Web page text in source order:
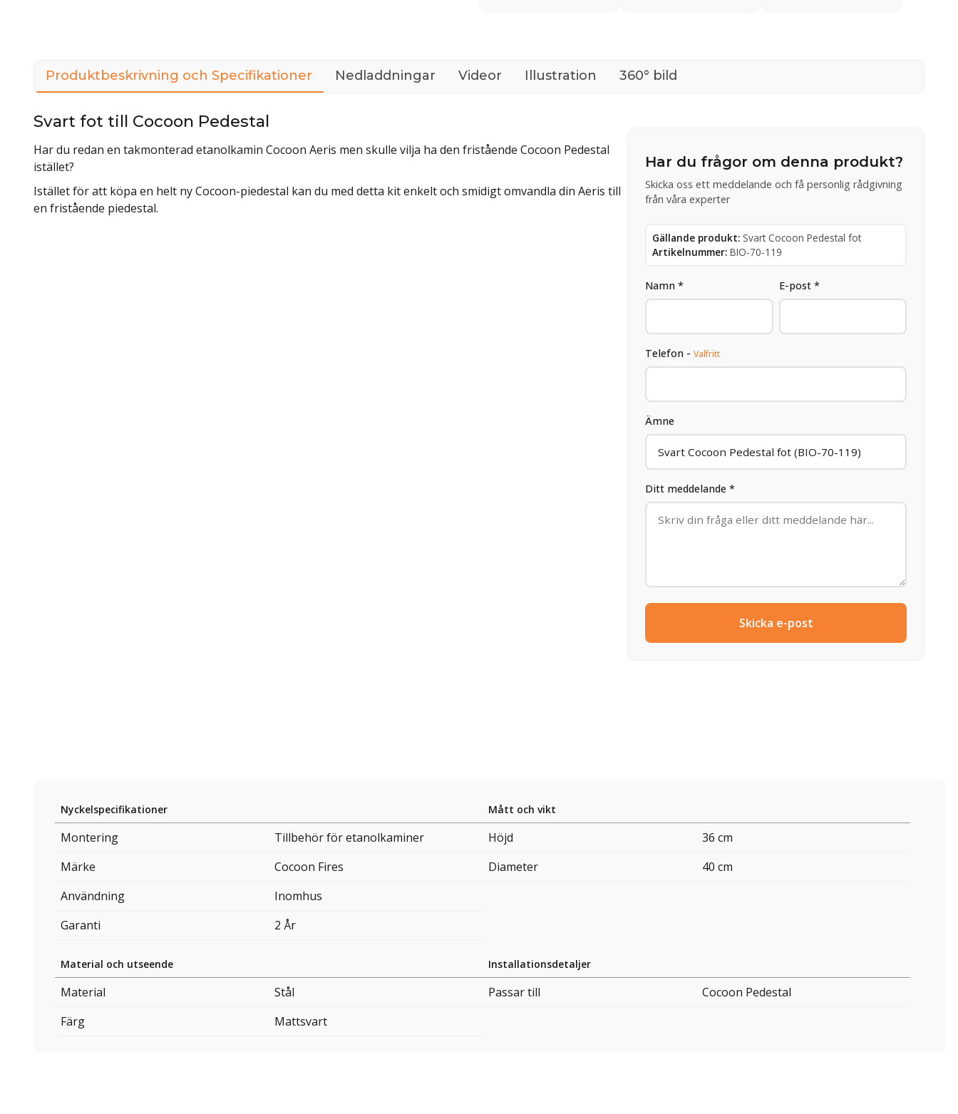
Produktbeskrivning och Specifikationer Nedladdningar Videor Illustration 360° bild
Svart fot till Cocoon Pedestal
Har du redan en takmonterad etanolkamin Cocoon Aeris men skulle vilja ha den fristående Cocoon Pedestal
istället?
Istället för att köpa en helt ny Cocoon-piedestal kan du med detta kit enkelt och smidigt omvandla din Aeris till
en fristående piedestal.
Har du frågor om denna produkt?
Skicka oss ett meddelande och få personlig rådgivning
från våra experter
Gällande produkt: Svart Cocoon Pedestal fot
Artikelnummer: BIO-70-119
Namn * E-post *
Telefon -Valfritt
Ämne
Ditt meddelande *
Skicka e-post
Nyckelspecifikationer
Montering
Tillbehör för etanolkaminer
Märke
Cocoon Fires
Användning
Inomhus
Garanti
2 År
Mått och vikt
Höjd
36 cm
Diameter
40 cm
Material och utseende
Material
Stål
Färg
Mattsvart
Installationsdetaljer
Passar till Cocoon Pedestal